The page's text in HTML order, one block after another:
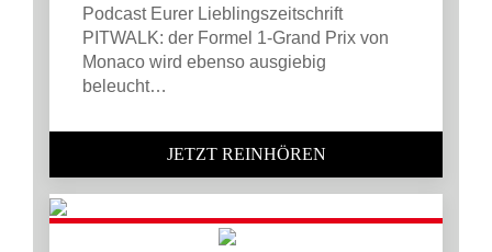
Podcast Eurer Lieblingszeitschrift
PITWALK: der Formel 1-Grand Prix von
Monaco wird ebenso ausgiebig
beleucht…
JETZT REINHÖREN